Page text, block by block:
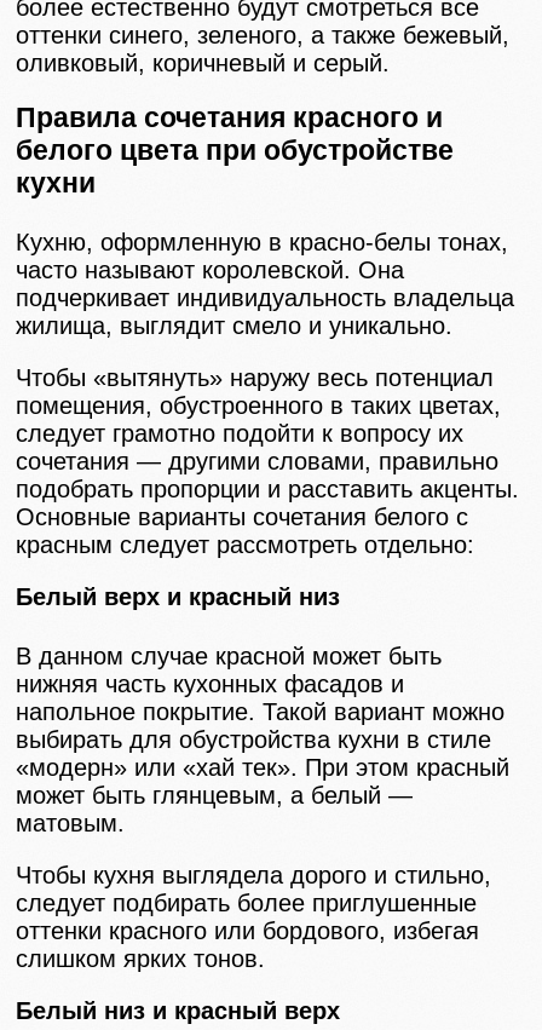
более естественно будут смотреться все
оттенки синего, зеленого, а также бежевый,
оливковый, коричневый и серый.
Правила сочетания красного и
белого цвета при обустройстве
кухни
Кухню, оформленную в красно-белы тонах,
часто называют королевской. Она
подчеркивает индивидуальность владельца
жилища, выглядит смело и уникально.
Чтобы «вытянуть» наружу весь потенциал
помещения, обустроенного в таких цветах,
следует грамотно подойти к вопросу их
сочетания — другими словами, правильно
подобрать пропорции и расставить акценты.
Основные варианты сочетания белого с
красным следует рассмотреть отдельно:
Белый верх и красный низ
В данном случае красной может быть
нижняя часть кухонных фасадов и
напольное покрытие. Такой вариант можно
выбирать для обустройства кухни в стиле
«модерн» или «хай тек». При этом красный
может быть глянцевым, а белый —
матовым.
Чтобы кухня выглядела дорого и стильно,
следует подбирать более приглушенные
оттенки красного или бордового, избегая
слишком ярких тонов.
Белый низ и красный верх